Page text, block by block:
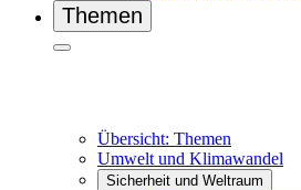
Themen
Übersicht: Themen
Umwelt und Klimawandel
Sicherheit und Weltraum